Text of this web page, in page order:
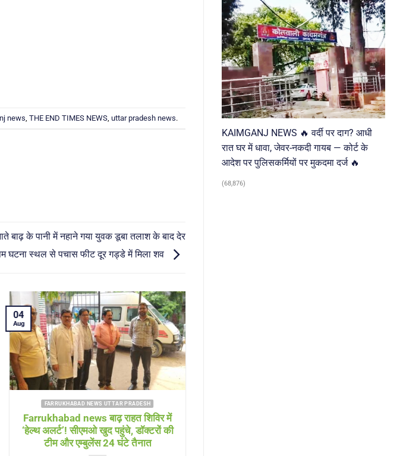
news THE END TIMES NEWS, uttar pradesh news.
बाढ़ के पानी में नहाने गया युवक डूबा तलाश के बाद देर
घटना स्थल से पचास फीट दूर गड्डे में मिला शव
में
की
FARRUKHABAD NEWS SHAMSHABAD NEWS
Farrukhabad news विकास पर लापरवाही
भारी! चौड़ी सड़कों के बीच खड़े बिजली के पोल
बने खतरा
04
Aug
KAIMGANJ NEWS 🔥 वर्दी पर दाग? आधी
रात घर में धावा, जेवर-नकदी गायब — कोर्ट के
आदेश पर पुलिसकर्मियों पर मुकदमा दर्ज 🔥
(68,876)